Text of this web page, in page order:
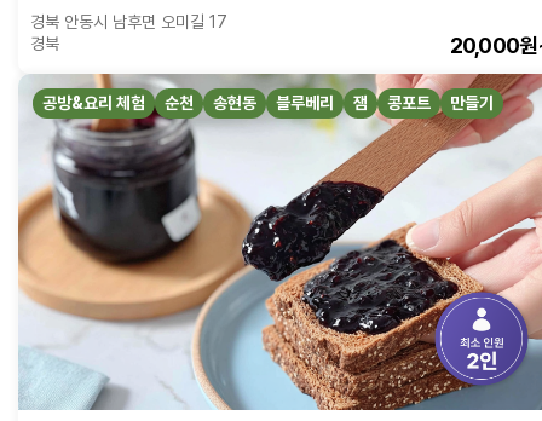
경북 안동시 남후면 오미길 17
경북
20,000
공방&요리 체험 순천 송현동 블루베리 잼 콩포트 만들기